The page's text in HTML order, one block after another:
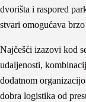
dvorišta i raspored
stvari omogućava
Najčešći izazovi kod
udaljenosti,
dodatnom
dobra logistika od